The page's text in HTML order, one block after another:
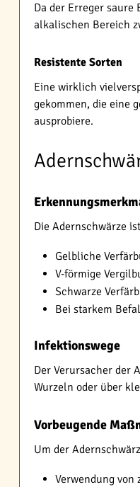
Da der Erreger
alkalischen Bereich
Resistente Sorten
Eine wirklich
gekommen, die eine
ausprobiere.
Die Adernschwärze
Gelbliche
V-förmige
Schwarze
Bei starkem
Infektionswege
Der Verursacher der
Wurzeln oder über
Vorbeugende
Um der
Verwendung von